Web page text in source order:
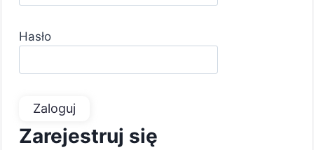
Hasło
Zaloguj
Zarejestruj się